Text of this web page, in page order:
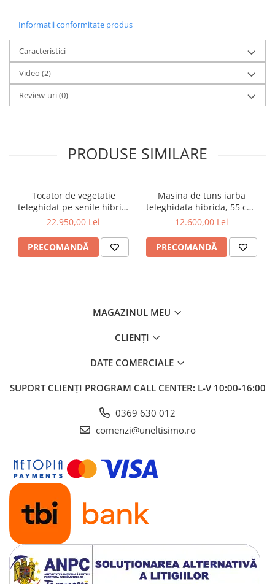
Informatii conformitate produs
Caracteristici
Video (2)
Review-uri(0)
PRODUSE SIMILARE
Tocator de vegetatie
teleghidat pe senile hibrid,
benzina, 120 cm, motor
RSC120PRO Hibrid
22.950,00 Lei
PRECOMANDĂ
Masina de tuns iarba
teleghidata hibrida, 55 cm,
motor Loncin 9 cp - RSC55
12.600,00 Lei
PRECOMANDĂ
MAGAZINUL MEU
CLIENȚI
DATE COMERCIALE
SUPORT CLIENȚI PROGRAM CALL CENTER: L-V 10:00-16:00
0369 630 012
comenzi@uneltisimo.ro